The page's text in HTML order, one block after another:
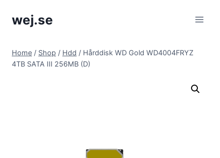
wej.se
Home / Shop / Hdd / Hårddisk WD Gold WD4004FRYZ
4TB SATA III 256MB (D)